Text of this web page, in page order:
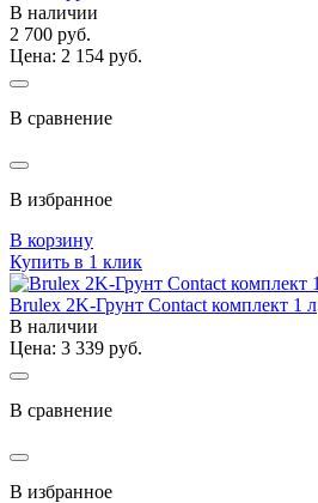
В наличии
2 700 руб.
Цена: 2 154 руб.
В сравнение
В избранное
В корзину
Купить в 1 клик
Brulex 2K-Грунт Contact комплект 1 л
В наличии
Цена: 3 339 руб.
В сравнение
В избранное